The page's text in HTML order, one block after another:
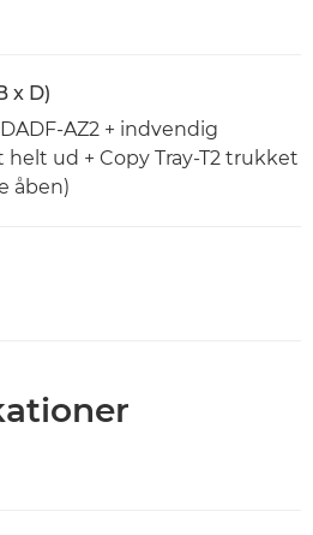
x D)
AZ2 + indvendig
ud + Copy Tray-T2 trukket
åben)